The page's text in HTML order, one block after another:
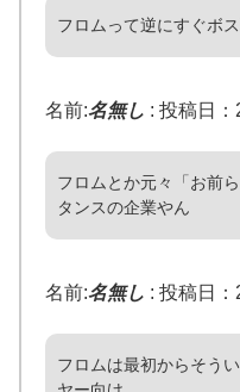
フロムって逆にすぐボ
名前:名無し : 投稿日：
フロムとか元々「お前
タンスの企業やん
名前:名無し : 投稿日：
フロムは最初からそう